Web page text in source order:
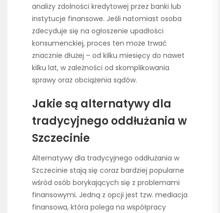
analizy zdolności kredytowej przez banki lub
instytucje finansowe. Jeśli natomiast osoba
zdecyduje się na ogłoszenie upadłości
konsumenckiej, proces ten może trwać
znacznie dłużej – od kilku miesięcy do nawet
kilku lat, w zależności od skomplikowania
sprawy oraz obciążenia sądów.
Jakie są alternatywy dla
tradycyjnego oddłużania w
Szczecinie
Alternatywy dla tradycyjnego oddłużania w
Szczecinie stają się coraz bardziej popularne
wśród osób borykających się z problemami
finansowymi. Jedną z opcji jest tzw. mediacja
finansowa, która polega na współpracy